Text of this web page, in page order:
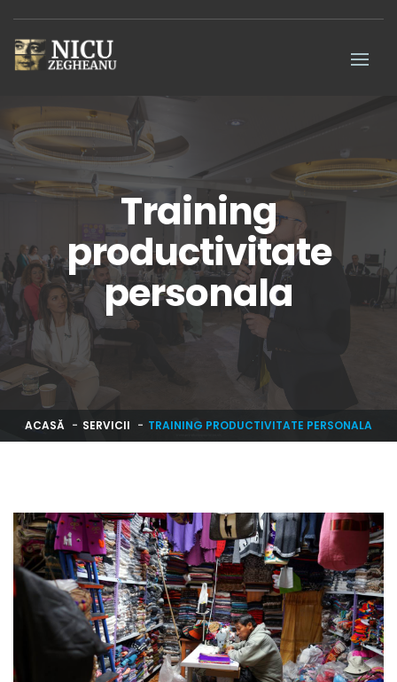
Training
productivitate
personala
ACASĂ SERVICII TRAINING PRODUCTIVITATE PERSONALA